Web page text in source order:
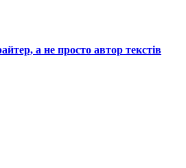
а не просто автор текстів